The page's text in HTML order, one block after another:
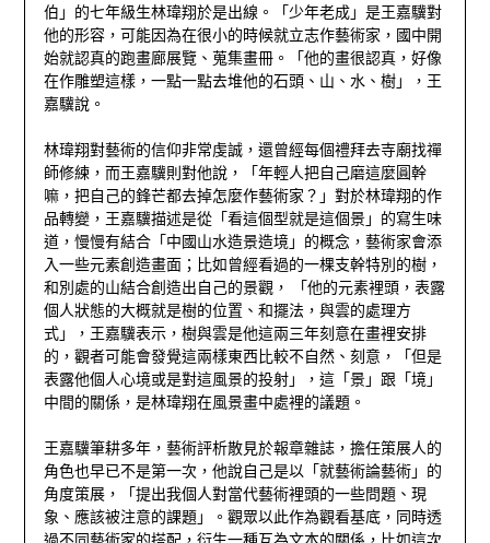
伯」的七年級生林瑋翔於是出線。「少年老成」是王嘉驥對
他的形容，可能因為在很小的時候就立志作藝術家，國中開
始就認真的跑畫廊展覽、蒐集畫冊。「他的畫很認真，好像
在作雕塑這樣，一點一點去堆他的石頭、山、水、樹」，王
嘉驥說。
林瑋翔對藝術的信仰非常虔誠，還曾經每個禮拜去寺廟找禪
師修練，而王嘉驥則對他說，「年輕人把自己磨這麼圓幹
嘛，把自己的鋒芒都去掉怎麼作藝術家？」對於林瑋翔的作
品轉變，王嘉驥描述是從「看這個型就是這個景」的寫生味
道，慢慢有結合「中國山水造景造境」的概念，藝術家會添
入一些元素創造畫面；比如曾經看過的一棵支幹特別的樹，
和別處的山結合創造出自己的景觀， 「他的元素裡頭，表露
個人狀態的大概就是樹的位置、和擺法，與雲的處理方
式」，王嘉驥表示，樹與雲是他這兩三年刻意在畫裡安排
的，觀者可能會發覺這兩樣東西比較不自然、刻意，「但是
表露他個人心境或是對這風景的投射」，這「景」跟「境」
中間的關係，是林瑋翔在風景畫中處裡的議題。
王嘉驥筆耕多年，藝術評析散見於報章雜誌，擔任策展人的
角色也早已不是第一次，他說自己是以「就藝術論藝術」的
角度策展，「提出我個人對當代藝術裡頭的一些問題、現
象、應該被注意的課題」。觀眾以此作為觀看基底，同時透